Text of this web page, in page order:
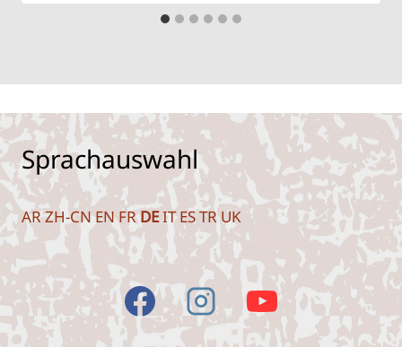
Sprachauswahl
ARZH-CNEN FRDEIT ESTR UK